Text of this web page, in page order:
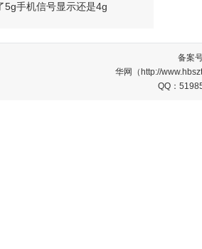
5g手机信号显示还是4g
备案
华网（http://
QQ：